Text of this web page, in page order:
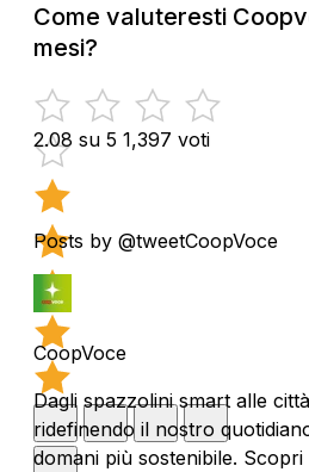
Come valuteresti
mesi?
2.08 su 5 1,397 voti
Posts by @tweetCoopVoce
CoopVoce
Dagli spazzolini smart alle
ridefinendo il nostro
domani più sostenibile.